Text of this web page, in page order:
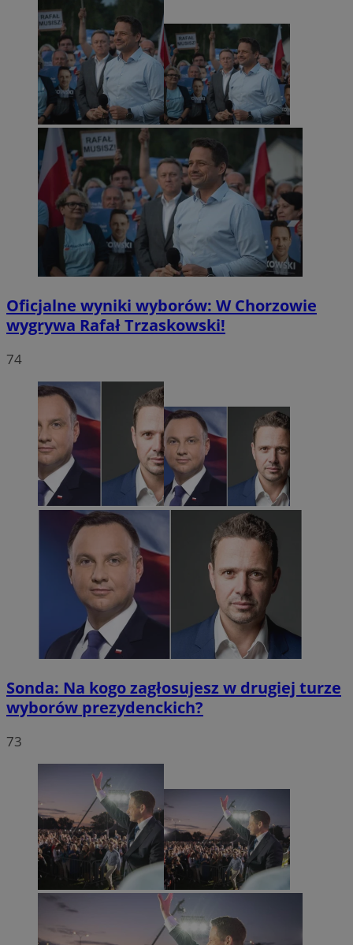
Oficjalne wyniki wyborów: W Chorzowie
wygrywa Rafał Trzaskowski!
74
Sonda: Na kogo zagłosujesz w drugiej turze
wyborów prezydenckich?
73